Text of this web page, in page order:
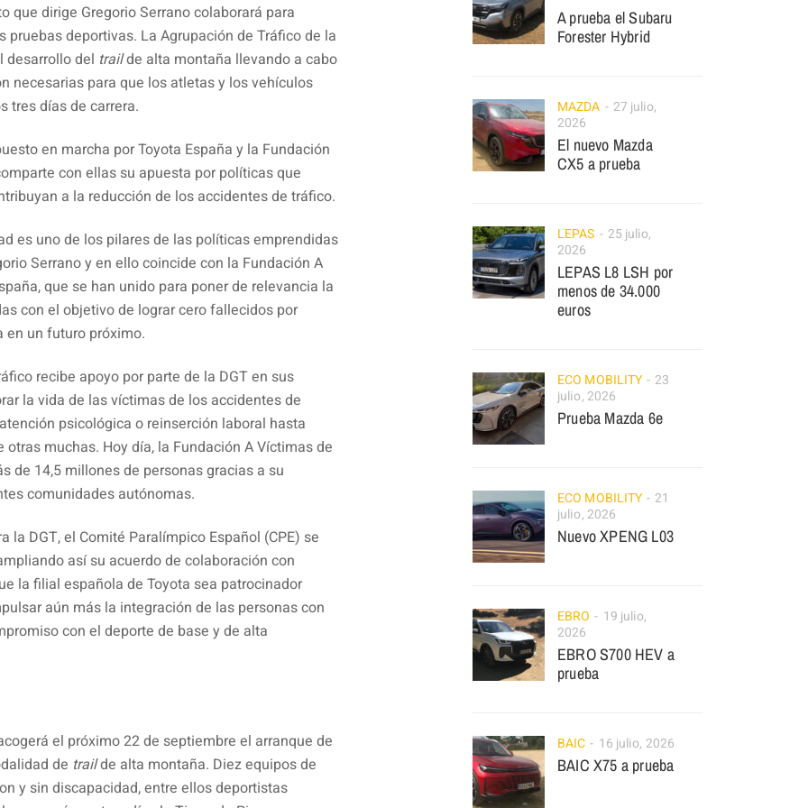
que dirige Gregorio Serrano colaborará para
deportivas. La Agrupación de Tráfico de la
desarrollo del trailde alta montaña llevando a cabo
necesarias para que los atletas y los vehículos
tres días de carrera.
en marcha por Toyota España y la Fundación
con ellas su apuesta por políticas que
a la reducción de los accidentes de tráfico.
es uno de los pilares de las políticas emprendidas
Serrano y en ello coincide con la Fundación A
que se han unido para poner de relevancia la
con el objetivo de lograr cero fallecidos por
en un futuro próximo.
recibe apoyo por parte de la DGT en sus
la vida de las víctimas de los accidentes de
psicológica o reinserción laboral hasta
muchas. Hoy día, la Fundación A Víctimas de
de 14,5 millones de personas gracias a su
comunidades autónomas.
la DGT, el Comité Paralímpico Español (CPE) se
así su acuerdo de colaboración con
la filial española de Toyota sea patrocinador
aún más la integración de las personas con
con el deporte de base y de alta
el próximo 22 de septiembre el arranque de
de trailde alta montaña. Diez equipos de
y sin discapacidad, entre ellos deportistas
A prueba el Subaru
Forester Hybrid
MAZDA
27 julio,
2026
El nuevo Mazda
CX5 a prueba
LEPAS
25 julio,
2026
LEPAS L8 LSH por
menos de 34.000
euros
ECO MOBILITY
23
julio, 2026
Prueba Mazda 6e
ECO MOBILITY
21
julio, 2026
Nuevo XPENG L03
EBRO
19 julio,
2026
EBRO S700 HEV a
prueba
BAIC 16 julio, 2026
BAIC X75 a prueba